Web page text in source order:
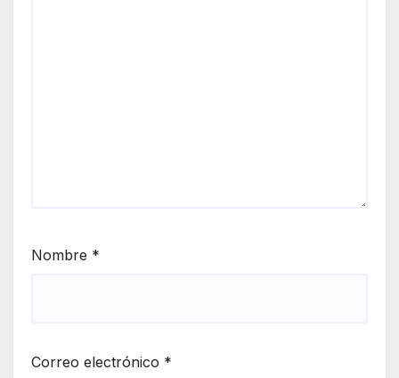
Nombre *
Correo electrónico *